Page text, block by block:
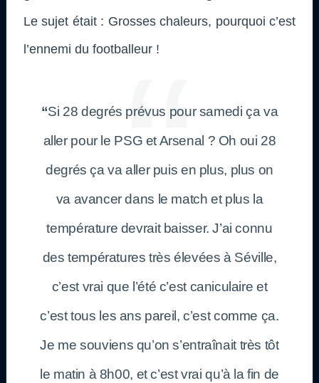
Le sujet était : Grosses chaleurs, pourquoi c’est
l’ennemi du footballeur !
“Si 28 degrés prévus pour samedi ça va
aller pour le PSG et Arsenal ? Oh oui 28
degrés ça va aller puis en plus, plus on
va avancer dans le match et plus la
température devrait baisser. J’ai connu
des températures très élevées à Séville,
c’est vrai que l’été c’est caniculaire et
c’est tous les ans pareil, c’est comme ça.
Je me souviens qu’on s’entraînait très tôt
le matin à 8h00, et c’est vrai qu’à la fin de